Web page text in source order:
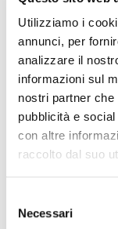
Utilizziamo i
annunci, per
analizzare il
informazioni sul
nostri partner
pubblicità e
con altre
raccolto dal suo
delNecessari
Ortona - Al
spettacolo “La